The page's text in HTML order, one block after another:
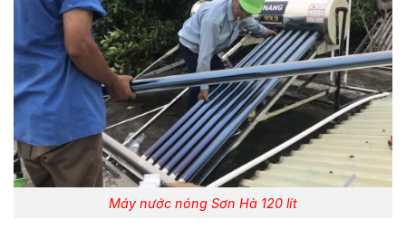
Máy nước nóng Sơn Hà 120 lít